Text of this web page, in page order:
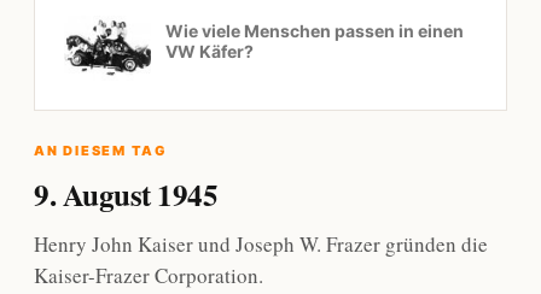
Wie viele Menschen passen in einen
VW Käfer?
AN DIESEM TAG
9. August 1945
Henry John Kaiser und Joseph W. Frazer gründen die
Kaiser-Frazer Corporation.